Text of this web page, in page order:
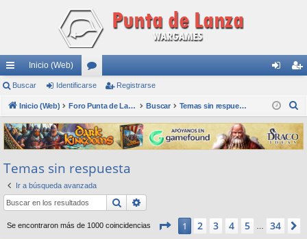
nl
ac
es
rá
pi
do
s
Inicio (Web)
or
os nti
fic
ar
ist
ra
rs
Buscar Identificarse Registrarse
Inicio (Web) Foro Punta de Lanza Wargames Buscar Temas sin respuesta
s
c
Temas sin respuesta
Ir a búsqueda avanzada
Buscar
Se encontraron más de 1000 coincidencias Página de 34
1 2 3 4 5 34